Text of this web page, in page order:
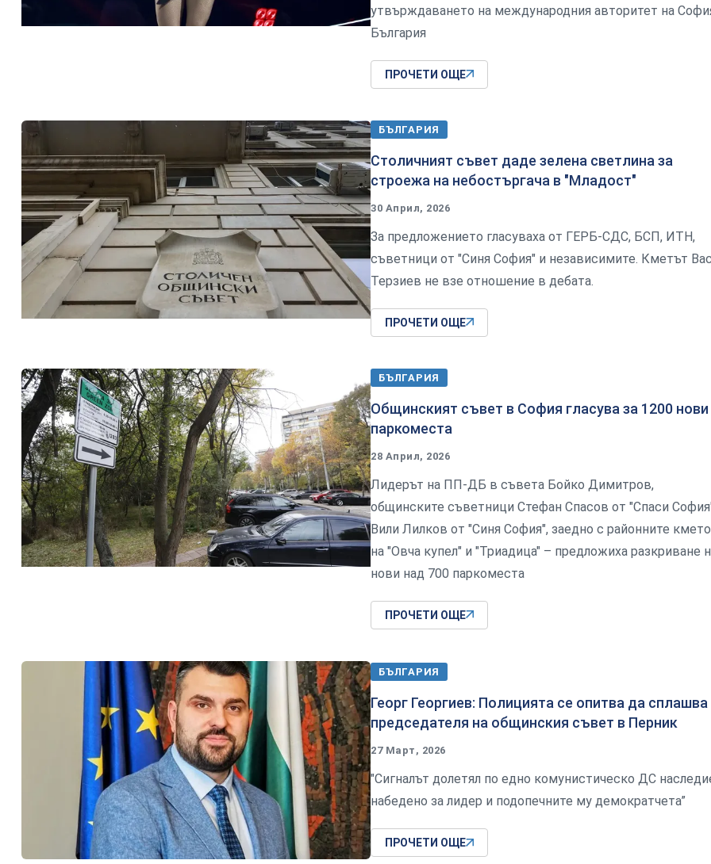
утвърждаването на международния авторитет на
България
ПРОЧЕТИ ОЩЕ
БЪЛГАРИЯ
Столичният съвет даде зелена светлина за
строежа на небостъргача в "Младост"
30 Април, 2026
За предложението гласуваха от ГЕРБ-СДС, БСП, ИТН,
съветници от "Синя София" и независимите. Кметът
Терзиев не взе отношение в дебата.
ПРОЧЕТИ ОЩЕ
БЪЛГАРИЯ
Общинският съвет в София гласува за 1200 нови
паркоместа
28 Април, 2026
Лидерът на ПП-ДБ в съвета Бойко Димитров,
общинските съветници Стефан Спасов от "Спаси
Вили Лилков от "Синя София", заедно с районните
на "Овча купел" и "Триадица" – предложиха разкриване
нови над 700 паркоместа
ПРОЧЕТИ ОЩЕ
БЪЛГАРИЯ
Георг Георгиев: Полицията се опитва да сплашва
председателя на общинския съвет в Перник
27 Март, 2026
"Сигналът долетял по едно комунистическо ДС
набедено за лидер и подопечните му демократчета”
ПРОЧЕТИ ОЩЕ